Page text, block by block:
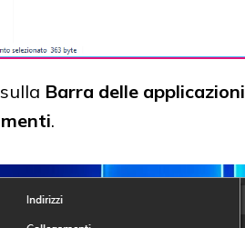
Barra delle applicazioni
.